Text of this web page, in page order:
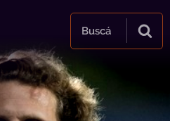
Buscá